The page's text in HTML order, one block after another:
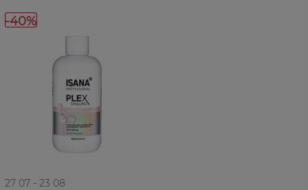
-40%
27 07 - 23 08